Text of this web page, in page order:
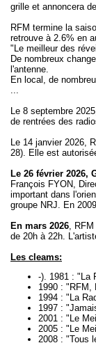
grille et annoncera
RFM termine la
retrouve à 2.6% en
"Le meilleur des
De nombreux
l'antenne.
En local, de
...
Le 8 septembre
de rentrées des
Le 14 janvier 2026,
28). Elle est
Le 26 février 2026,
François FYON,
important dans
groupe NRJ. En
En mars 2026,
de 20h à 22h.
Les cleams:
-). 1981 : "La
1990 : "RFM,
1994 : "La
1997 :
2001 : "Le
2005 : "Le
2008 : "Tous